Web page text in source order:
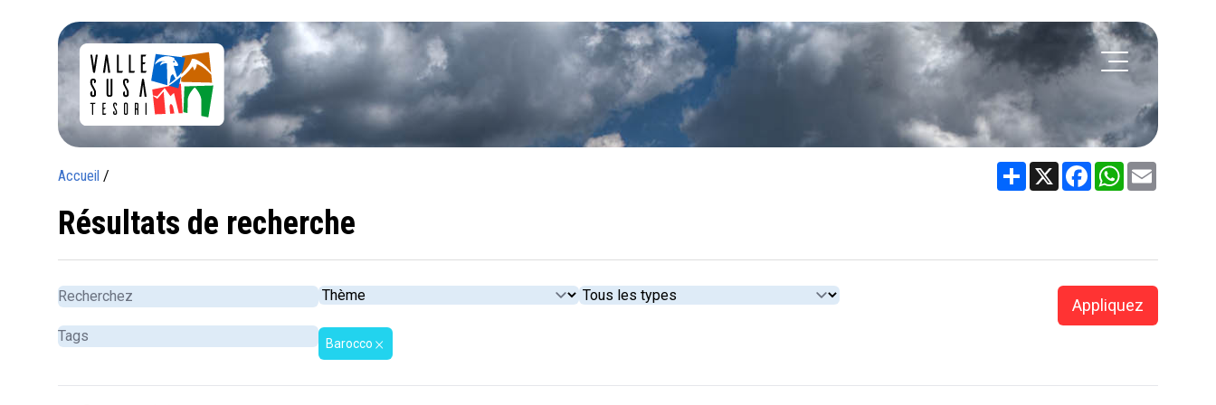
Accueil / Share X FacebookWhatsApp
Résultats de recherche
Appliquez
Barocco close